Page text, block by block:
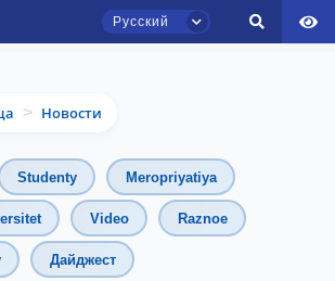
Русский
> Новости
Studenty Meropriyatiya
Video Raznoe
Дайджест
комиссии ТГЮУ